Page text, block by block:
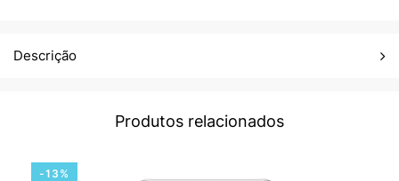
Descrição
Produtos relacionados
-13%